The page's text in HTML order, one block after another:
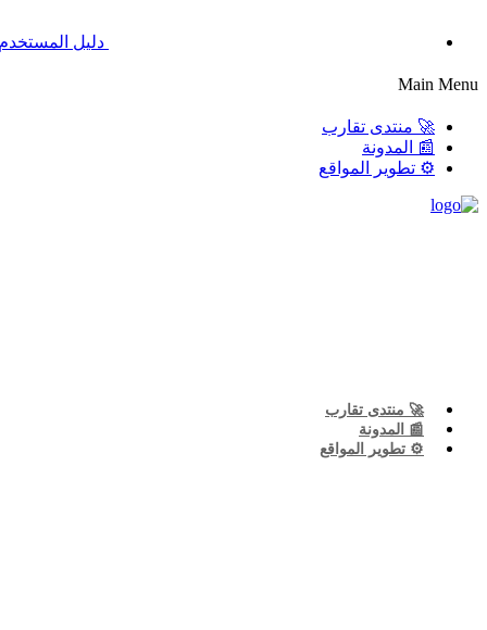
دليل المستخدم
Main Menu
🚀 منتدى تقارب
📰 المدونة
⚙️ تطوير المواقع
🚀 منتدى تقارب
📰 المدونة
⚙️ تطوير المواقع